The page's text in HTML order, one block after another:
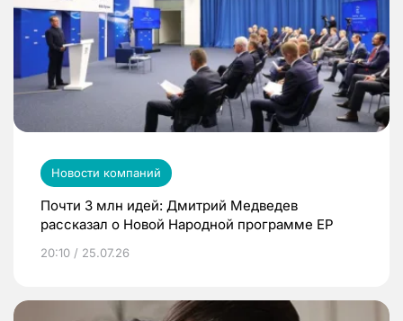
Новости компаний
Почти 3 млн идей: Дмитрий Медведев
рассказал о Новой Народной программе ЕР
20:10 / 25.07.26